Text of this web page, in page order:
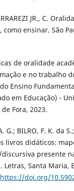
JR., C.
como ensinar. São
de oralidade
e no trabalho
Ensino
em Educação) -
Fora, 2023.
G.; BILRO, F. K. da
livros didáticos:
presente
Santa Maria,
https://doi.org/